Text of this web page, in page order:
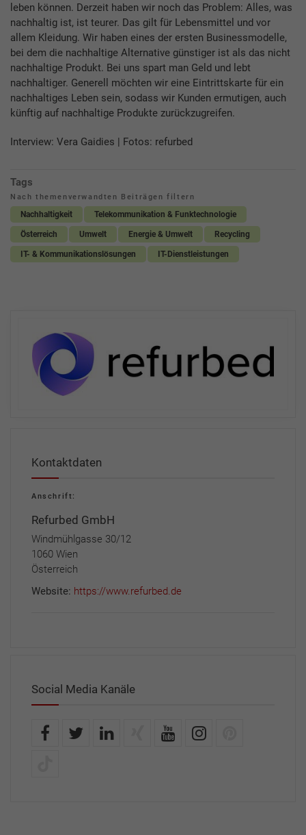
leben können. Derzeit haben wir noch das Problem: Alles, was
nachhaltig ist, ist teurer. Das gilt für Lebensmittel und vor
allem Kleidung. Wir haben eines der ersten Businessmodelle,
bei dem die nachhaltige Alternative günstiger ist als das nicht
nachhaltige Produkt. Bei uns spart man Geld und lebt
nachhaltiger. Generell möchten wir eine Eintrittskarte für ein
nachhaltiges Leben sein, sodass wir Kunden ermutigen, auch
künftig auf nachhaltige Produkte zurückzugreifen.
Interview: Vera Gaidies | Fotos: refurbed
Tags
Nach themenverwandten Beiträgen filtern
Nachhaltigkeit Telekommunikation & Funktechnologie
Österreich Umwelt Energie & Umwelt Recycling
IT- & Kommunikationslösungen IT-Dienstleistungen
Kontaktdaten
Anschrift:
Refurbed GmbH
Windmühlgasse 30/12
1060 Wien
Österreich
Website: https://www.refurbed.de
Social Media Kanäle